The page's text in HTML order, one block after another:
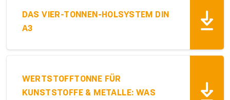
DAS VIER-TONNEN-HOLSYSTEM DIN
A3
WERTSTOFFTONNE FÜR
KUNSTSTOFFE & METALLE: WAS